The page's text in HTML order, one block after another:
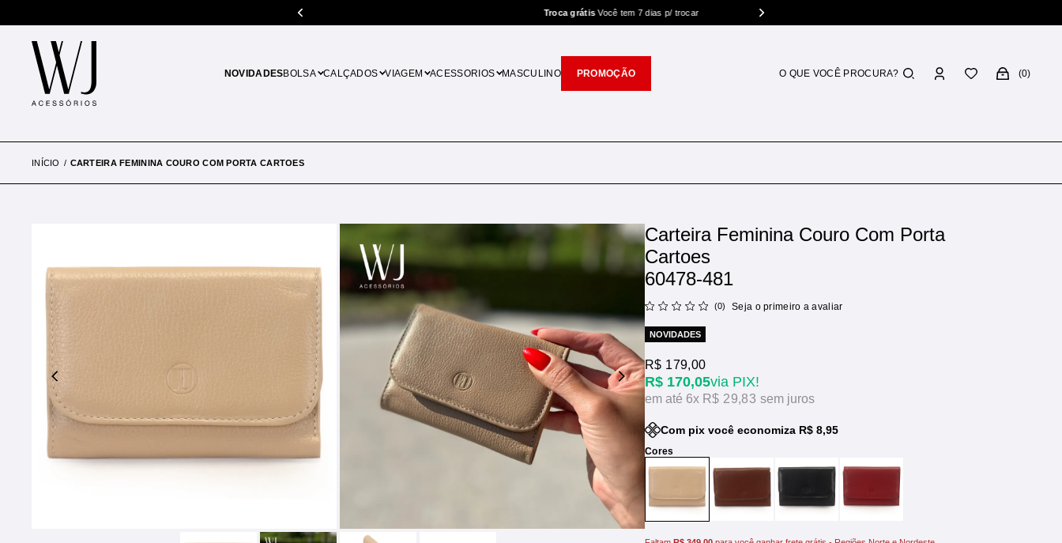
Você tem 7 dias p/ trocar
NOVIDADESBOLSA CALÇADOS VIAGEM ACESSORIOS MASCULINO PROMOÇÃO 0
INÍCIO CARTEIRA FEMININA COURO COM PORTA CARTOES
Carteira Feminina Couro Com Porta
Cartoes
60478-481
(0) Seja o primeiro a avaliar
NOVIDADES
R$ 170,05via PIX!
R$ 179,00
6x R$ 29,83 sem juros
Com pix você economiza R$ 8,95